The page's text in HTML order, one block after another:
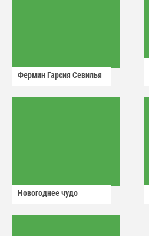
Фермин Гарсия Севилья
Новогоднее чудо